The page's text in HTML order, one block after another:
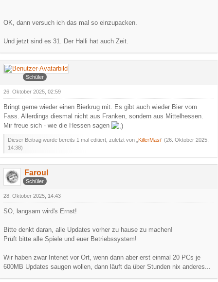
OK, dann versuch ich das mal so einzupacken.
Und jetzt sind es 31. Der Halli hat auch Zeit.
KillerMasi
Schüler
26. Oktober 2025, 02:59
Bringt gerne wieder einen Bierkrug mit. Es gibt auch wieder Bier vom
Fass. Allerdings diesmal nicht aus Franken, sondern aus Mittelhessen.
Mir freue sich - wie die Hessen sagen
Dieser Beitrag wurde bereits 1 mal editiert, zuletzt von „ KillerMasi“ (26. Oktober 2025,
14:38)
Faroul
Schüler
28. Oktober 2025, 14:43
SO, langsam wird's Ernst!
Bitte denkt daran, alle Updates vorher zu hause zu machen!
Prüft bitte alle Spiele und euer Betriebssystem!
Wir haben zwar Intenet vor Ort, wenn dann aber erst einmal 20 PCs je
600MB Updates saugen wollen, dann läuft da über Stunden nix anderes...